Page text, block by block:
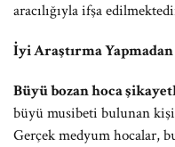
aracılığıyla ifşa
İyi Araştırma
Büyü bozan hoca
büyü musibeti bulunan
Gerçek medyum hocalar,